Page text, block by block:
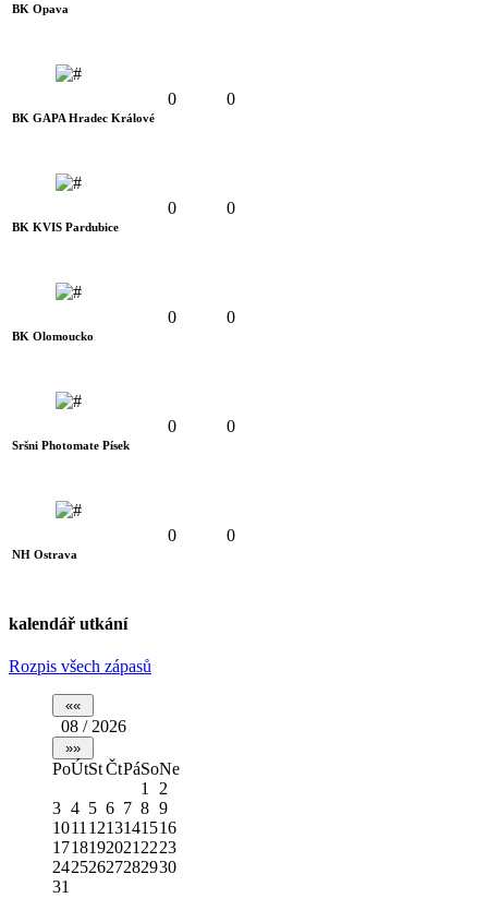
BK Opava
BK GAPA Hradec Králové
0 0
BK KVIS Pardubice
0 0
BK Olomoucko
0 0
Sršni Photomate Písek
0 0
NH Ostrava
0 0
kalendář utkání
Rozpis všech zápasů
08 / 2026
PoÚtStČtPáSoNe
1
2
3 4 5 6 7 8 9
1011 1213141516
1718192021 2223
24252627282930
31